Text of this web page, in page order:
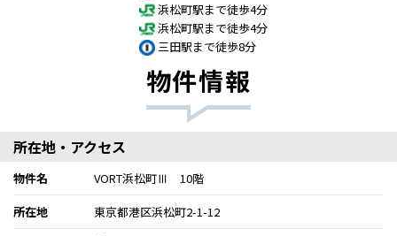
浜松町駅まで徒歩4分
浜松町駅まで徒歩4分
三田駅まで徒歩8分
物件情報
所在地・アクセス
物件名
VORT浜松町Ⅲ 10階
所在地
東京都港区浜松町2-1-12